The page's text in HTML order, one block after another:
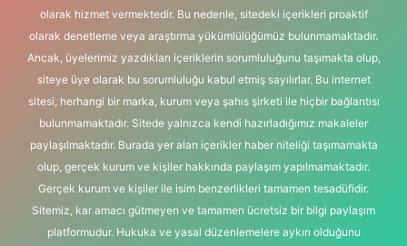
olarak hizmet vermektedir. Bu nedenle, sitedeki içerikleri proaktif
olarak denetleme veya araştırma yükümlülüğümüz bulunmamaktadır.
Ancak, üyelerimiz yazdıkları içeriklerin sorumluluğunu taşımakta olup,
siteye üye olarak bu sorumluluğu kabul etmiş sayılırlar. Bu internet
sitesi, herhangi bir marka, kurum veya şahıs şirketi ile hiçbir bağlantısı
bulunmamaktadır. Sitede yalnızca kendi hazırladığımız makaleler
paylaşılmaktadır. Burada yer alan içerikler haber niteliği taşımamakta
olup, gerçek kurum ve kişiler hakkında paylaşım yapılmamaktadır.
Gerçek kurum ve kişiler ile isim benzerlikleri tamamen tesadüfidir.
Sitemiz, kar amacı gütmeyen ve tamamen ücretsiz bir bilgi paylaşım
platformudur. Hukuka ve yasal düzenlemelere aykırı olduğunu